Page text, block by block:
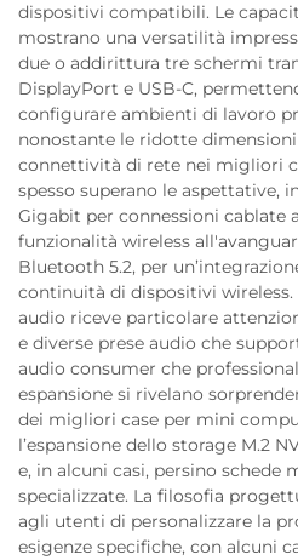
dispositivi compatibili. Le
mostrano una versatilità
due o addirittura tre schermi
DisplayPort e USB-C,
configurare ambienti di lavoro
nonostante le ridotte
connettività di rete nei migliori
spesso superano le aspettative,
Gigabit per connessioni cablate
funzionalità wireless
Bluetooth 5.2, per
continuità di dispositivi
audio riceve particolare
e diverse prese audio che
audio consumer che
espansione si rivelano
dei migliori case per mini
l’espansione dello storage M.2
e, in alcuni casi, persino schede
specializzate. La filosofia
agli utenti di personalizzare la
esigenze specifiche, con alcuni